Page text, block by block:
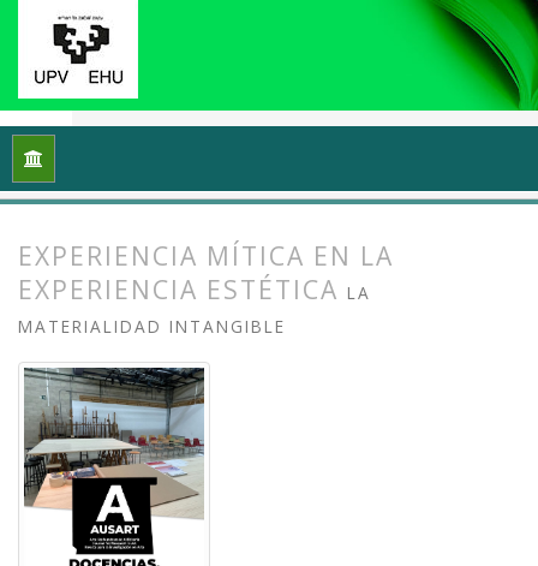
Inicio
EXPERIENCIA MÍTICA EN LA
EXPERIENCIA ESTÉTICA LA
MATERIALIDAD INTANGIBLE